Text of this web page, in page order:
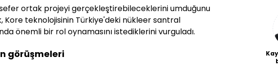
ortak projeyi gerçekleştirebileceklerini umduğunu
Kore teknolojisinin Türkiye'deki nükleer santral
önemli bir rol oynamasını istediklerini vurguladı.
görüşmeleri